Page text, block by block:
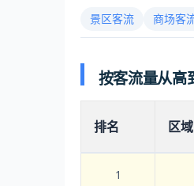
景区客流 商场客
按客流量从高
排名 区域
1